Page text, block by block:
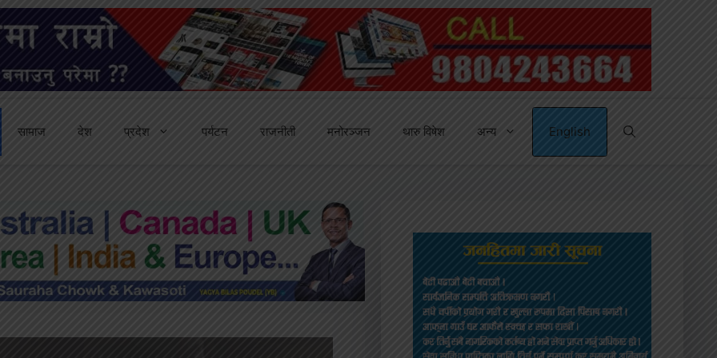
सामाज देश प्रदेश पर्यटन राजनीती मनोरञ्जन थारु विषेश अन्य English